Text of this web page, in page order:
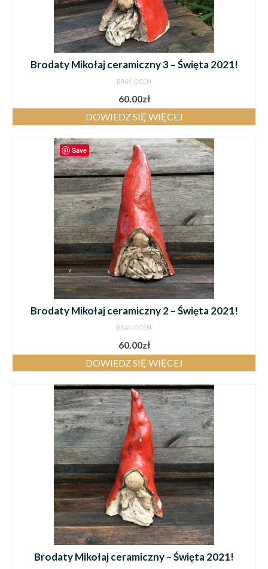
Brodaty Mikołaj ceramiczny 3 – Święta 2021!
BRAK OCEN
60.00zł
DOWIEDZ SIĘ WIĘCEJ
Brodaty Mikołaj ceramiczny 2 – Święta 2021!
BRAK OCEN
60.00zł
DOWIEDZ SIĘ WIĘCEJ
Brodaty Mikołaj ceramiczny – Święta 2021!
Save